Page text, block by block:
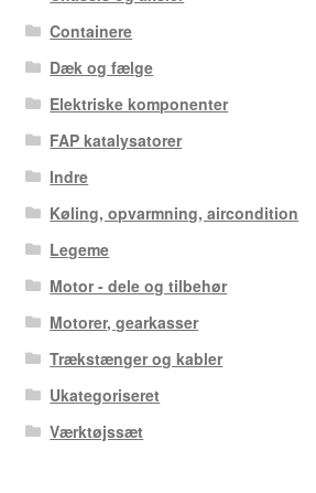
Containere
Dæk og fælge
Elektriske komponenter
FAP katalysatorer
Indre
Køling, opvarmning, aircondition
Legeme
Motor - dele og tilbehør
Motorer, gearkasser
Trækstænger og kabler
Ukategoriseret
Værktøjssæt